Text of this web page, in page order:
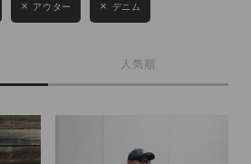
LADIES KIDS
アウター デニム
人気順